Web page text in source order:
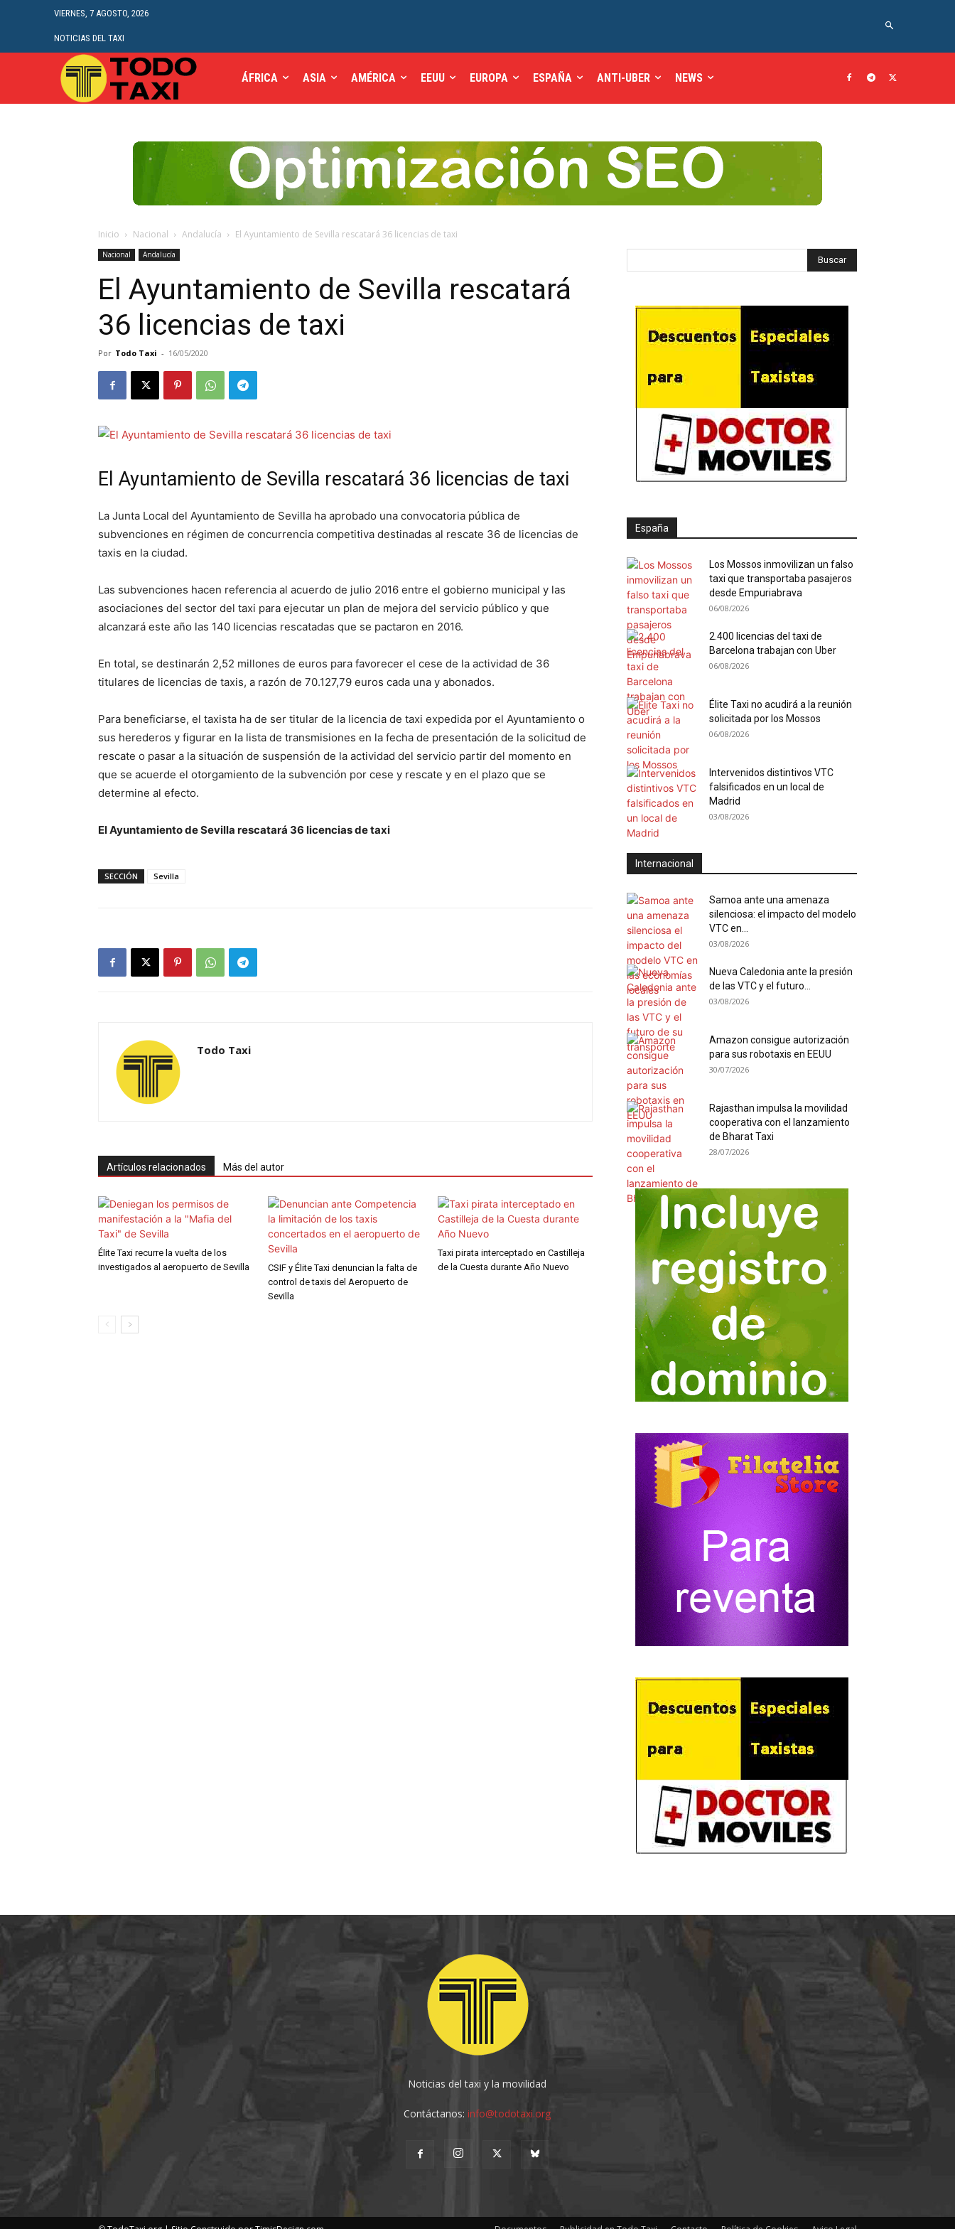
VIERNES, 7 AGOSTO, 2026
NOTICIAS DEL TAXI
ÁFRICA ASIA AMÉRICA EEUU EUROPA ESPAÑA ANTI-UBER NEWS
Inicio Nacional Andalucía El Ayuntamiento de Sevilla rescatará 36 licencias de taxi
Nacional Andalucía
El Ayuntamiento de Sevilla rescatará
36 licencias de taxi
Por Todo Taxi - 16/05/2020
El Ayuntamiento de Sevilla rescatará 36 licencias de taxi
La Junta Local del Ayuntamiento de Sevilla ha aprobado una convocatoria pública de
subvenciones en régimen de concurrencia competitiva destinadas al rescate 36 de licencias de
taxis en la ciudad.
Las subvenciones hacen referencia al acuerdo de julio 2016 entre el gobierno municipal y las
asociaciones del sector del taxi para ejecutar un plan de mejora del servicio público y que
alcanzará este año las 140 licencias rescatadas que se pactaron en 2016.
En total, se destinarán 2,52 millones de euros para favorecer el cese de la actividad de 36
titulares de licencias de taxis, a razón de 70.127,79 euros cada una y abonados.
Para beneficiarse, el taxista ha de ser titular de la licencia de taxi expedida por el Ayuntamiento o
sus herederos y figurar en la lista de transmisiones en la fecha de presentación de la solicitud de
rescate o pasar a la situación de suspensión de la actividad del servicio partir del momento en
que se acuerde el otorgamiento de la subvención por cese y rescate y en el plazo que se
determine al efecto.
El Ayuntamiento de Sevilla rescatará 36 licencias de taxi
SECCIÓN Sevilla
Todo Taxi
Artículos relacionados Más del autor
Élite Taxi recurre la vuelta de los
investigados al aeropuerto de Sevilla
CSIF y Élite Taxi denuncian la falta de
control de taxis del Aeropuerto de
Sevilla
Taxi pirata interceptado en Castilleja
de la Cuesta durante Año Nuevo
España
Los Mossos inmovilizan un falso
taxi que transportaba pasajeros
desde Empuriabrava
06/08/2026
2.400 licencias del taxi de
Barcelona trabajan con Uber
06/08/2026
Élite Taxi no acudirá a la reunión
solicitada por los Mossos
06/08/2026
Intervenidos distintivos VTC
falsificados en un local de
Madrid
03/08/2026
Internacional
Samoa ante una amenaza
silenciosa: el impacto del modelo
VTC en...
03/08/2026
Nueva Caledonia ante la presión
de las VTC y el futuro...
03/08/2026
Amazon consigue autorización
para sus robotaxis en EEUU
30/07/2026
Rajasthan impulsa la movilidad
cooperativa con el lanzamiento
de Bharat Taxi
28/07/2026
Noticias del taxi y la movilidad
Contáctanos:info@todotaxi.org